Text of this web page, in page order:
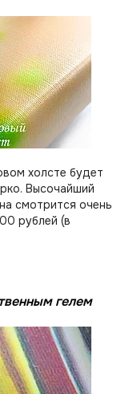
холсте будет
Высочайший
смотрится очень
рублей (в
гелем